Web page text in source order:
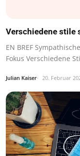
Verschiedene stile
EN BREF
Fokus Verschiedene
Julian Kaiser 20. Februar